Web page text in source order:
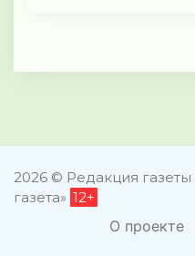
2026 © Редакция газеты
газета» 12+
О проекте